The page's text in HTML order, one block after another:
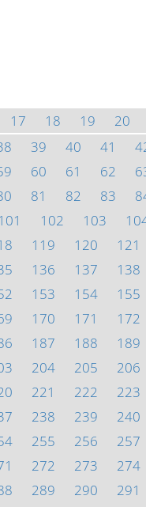
17 18 19 20
39 40 41
60 61 62
81 82 83
101 102 103
119 120 121
136 137 138
153 154 155
170 171 172
187 188 189
204 205 206
221 222 223
238 239 240
255 256 257
272 273 274
289 290 291